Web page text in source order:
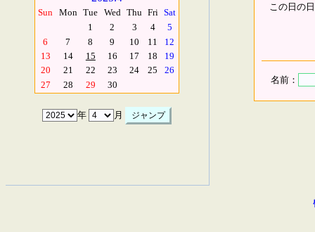
Sun Mon Tue Wed Thu Fri Sat
1
2 3 4
5
6
7 8 9 10 11
12
13
14 15 16 17 18
19
20
21 22 23 24 25
26
27
28 29 30
年 月
この日の
名前：